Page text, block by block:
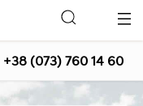
+38 (073) 760 14 60